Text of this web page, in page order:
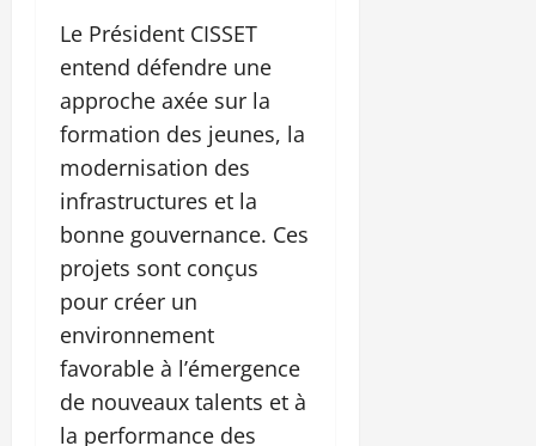
Le Président CISSET
entend défendre une
approche axée sur la
formation des jeunes, la
modernisation des
infrastructures et la
bonne gouvernance. Ces
projets sont conçus
pour créer un
environnement
favorable à l’émergence
de nouveaux talents et à
la performance des